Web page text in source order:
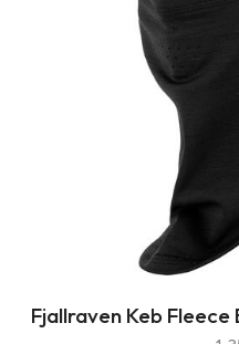
Fjallraven Keb